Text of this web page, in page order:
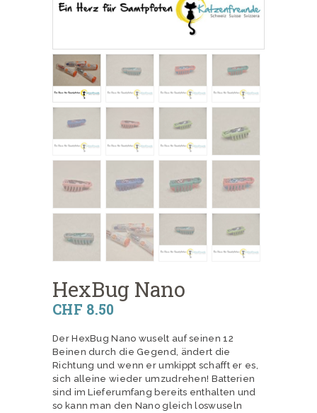
HexBug Nano
CHF 8 50
Der HexBug Nano wuselt auf seinen 12
Beinen durch die Gegend, ändert die
Richtung und wenn er umkippt schafft er es,
sich alleine wieder umzudrehen! Batterien
sind im Lieferumfang bereits enthalten und
so kann man den Nano gleich loswuseln